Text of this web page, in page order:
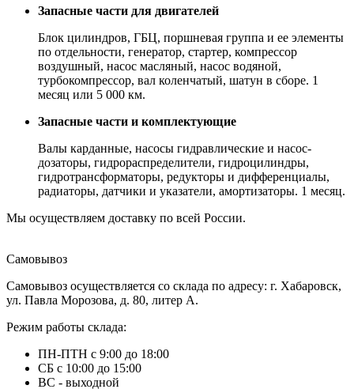
Запасные части для двигателей
Блок цилиндров, ГБЦ, поршневая группа и ее элементы
по отдельности, генератор, стартер, компрессор
воздушный, насос масляный, насос водяной,
турбокомпрессор, вал коленчатый, шатун в сборе. 1
месяц или 5 000 км.
Запасные части и комплектующие
Валы карданные, насосы гидравлические и насос-
дозаторы, гидрораспределители, гидроцилиндры,
гидротрансформаторы, редукторы и дифференциалы,
радиаторы, датчики и указатели, амортизаторы. 1 месяц.
Мы осуществляем доставку по всей России.
Самовывоз
Самовывоз осуществляется со склада по адресу: г. Хабаровск,
ул. Павла Морозова, д. 80, литер А.
Режим работы склада:
ПН-ПТН с 9:00 до 18:00
СБ с 10:00 до 15:00
ВС - выходной